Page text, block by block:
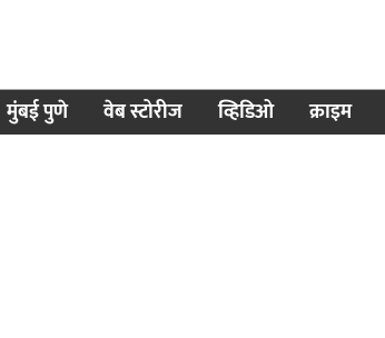
मुंबई पुणे वेब स्टोरीज व्हिडिओ क्राइम